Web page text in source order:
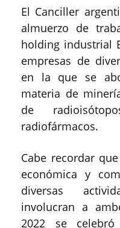
El Canciller
almuerzo de
holding industrial
empresas de
en la que se
materia de
de
radiofármacos.
Cabe recordar
económica y
diversas
involucran a
2022 se